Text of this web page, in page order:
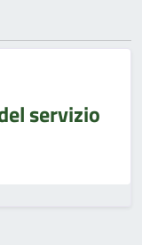
servizio